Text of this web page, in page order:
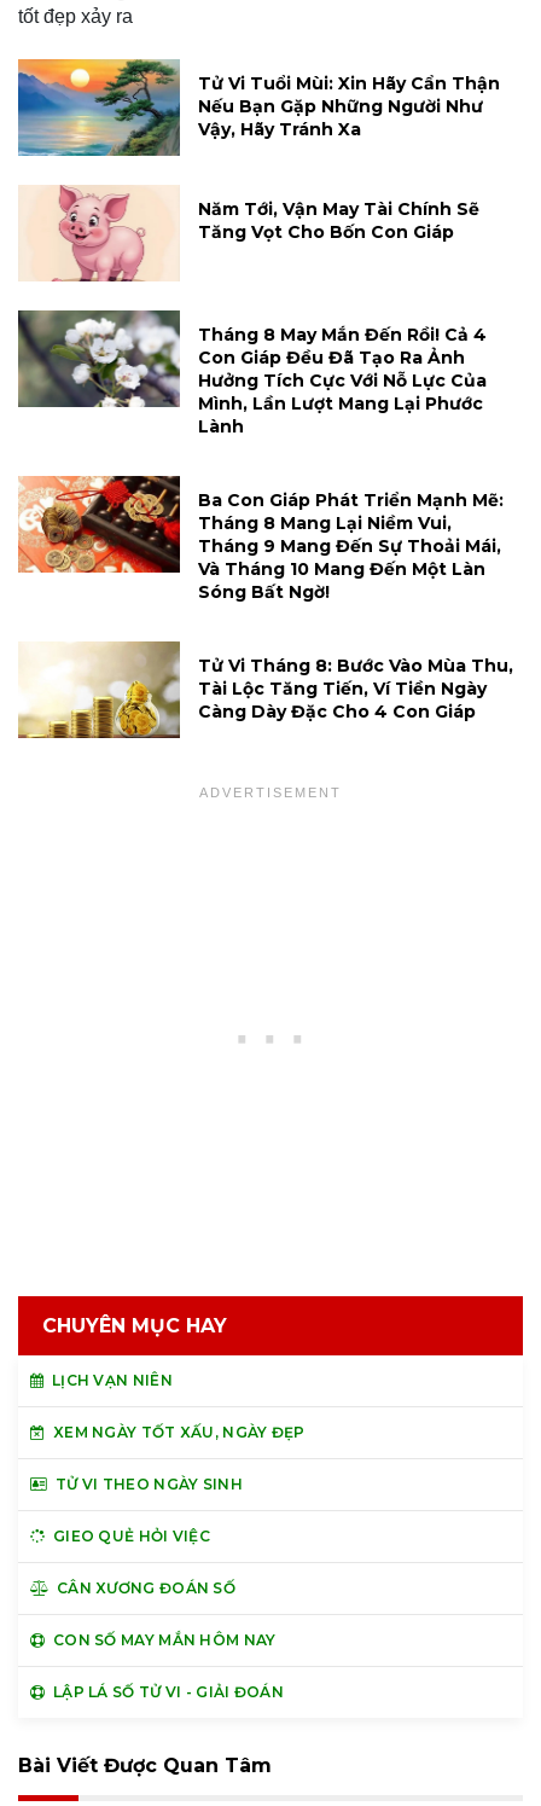
Tử Vi Tuổi Mùi: Xin Hãy Cẩn Thận
Nếu Bạn Gặp Những Người Như
Vậy, Hãy Tránh Xa
Năm Tới, Vận May Tài Chính Sẽ
Tăng Vọt Cho Bốn Con Giáp
Tháng 8 May Mắn Đến Rồi! Cả 4
Con Giáp Đều Đã Tạo Ra Ảnh
Hưởng Tích Cực Với Nỗ Lực Của
Mình, Lần Lượt Mang Lại Phước
Lành
Ba Con Giáp Phát Triển Mạnh Mẽ:
Tháng 8 Mang Lại Niềm Vui,
Tháng 9 Mang Đến Sự Thoải Mái,
Và Tháng 10 Mang Đến Một Làn
Sóng Bất Ngờ!
Tử Vi Tháng 8: Bước Vào Mùa Thu,
Tài Lộc Tăng Tiến, Ví Tiền Ngày
Càng Dày Đặc Cho 4 Con Giáp
CHUYÊN MỤC HAY
LỊCH VẠN NIÊN
XEM NGÀY TỐT XẤU, NGÀY ĐẸP
TỬ VI THEO NGÀY SINH
GIEO QUẺ HỎI VIỆC
CÂN XƯƠNG ĐOÁN SỐ
CON SỐ MAY MẮN HÔM NAY
LẬP LÁ SỐ TỬ VI - GIẢI ĐOÁN
Bài Viết Được Quan Tâm